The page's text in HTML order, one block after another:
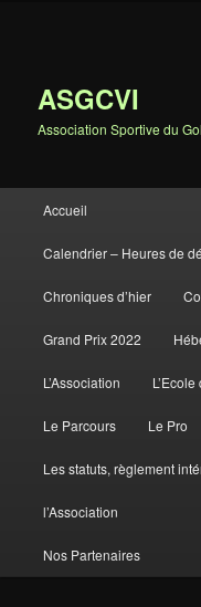
ASGCVI
Association Sportive du
Aller au contenu
Aller au contenu
Accueil
Calendrier – Heures de
Chroniques d’hier
Grand Prix 2022
L’Association
Le Parcours Le Pro
Les statuts, règlement
l’Association
Nos Partenaires